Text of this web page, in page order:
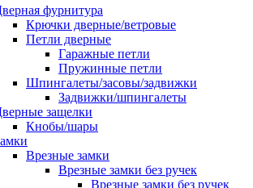
фурнитура
Крючки дверные/ветровые
Петли дверные
Гаражные петли
Пружинные петли
Шпингалеты/засовы/задвижки
Задвижки/шпингалеты
защелки
Кнобы/шары
Врезные замки
Врезные замки без ручек
Врезные замки без ручек